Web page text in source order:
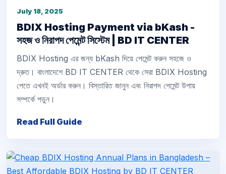
July 18, 2025
BDIX Hosting Payment via bKash -
সহজ ও নিরাপদ পেমেন্ট সিস্টেম | BD IT CENTER
BDIX Hosting এর জন্য bKash দিয়ে পেমেন্ট করুন সহজে ও
দ্রুত। বাংলাদেশে BD IT CENTER থেকে সেরা BDIX Hosting
পেতে এখনই অর্ডার করুন। বিস্তারিত জানুন এবং নিরাপদ পেমেন্ট উপায়
সম্পর্কে পড়ুন।
Read Full Guide